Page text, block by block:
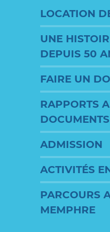
LOCATION
UNE
DEPUIS 50
FAIRE UN
RAPPORTS
ADMISSION
ACTIVITÉS
PARCOURS
MEMPHRE